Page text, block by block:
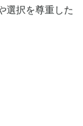
選択を尊重した